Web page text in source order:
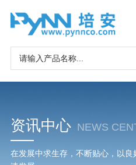
资讯中心 NEWS
在发展中求生存，不断贴心，以